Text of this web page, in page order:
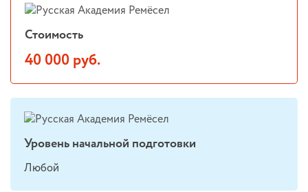
Стоимость
40 000 руб.
Уровень начальной подготовки
Любой